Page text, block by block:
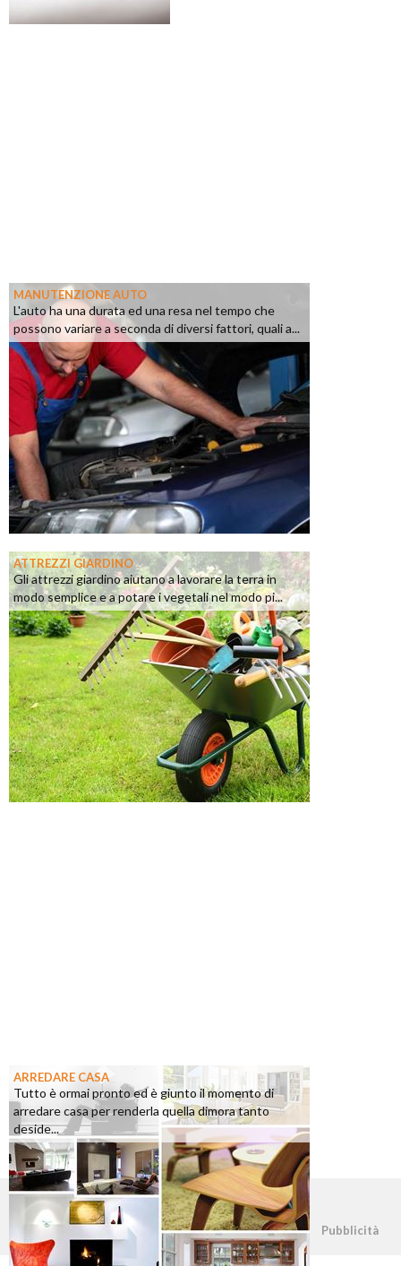
MANUTENZIONE AUTO
L'auto ha una durata ed una resa nel tempo che
possono variare a seconda di diversi fattori, quali a...
ATTREZZI GIARDINO
Gli attrezzi giardino aiutano a lavorare la terra in
modo semplice e a potare i vegetali nel modo pi...
ARREDARE CASA
Tutto è ormai pronto ed è giunto il momento di
arredare casa per renderla quella dimora tanto
deside...
©2026 - casapratica.org - p.iva 03338800984 Pubblicità